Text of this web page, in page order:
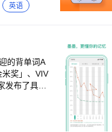
了才好记o
英语